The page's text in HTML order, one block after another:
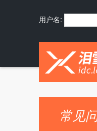
用户名:
常见